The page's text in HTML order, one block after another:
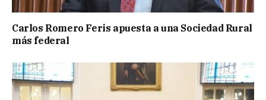
Carlos Romero Feris apuesta a una Sociedad Rural
más federal